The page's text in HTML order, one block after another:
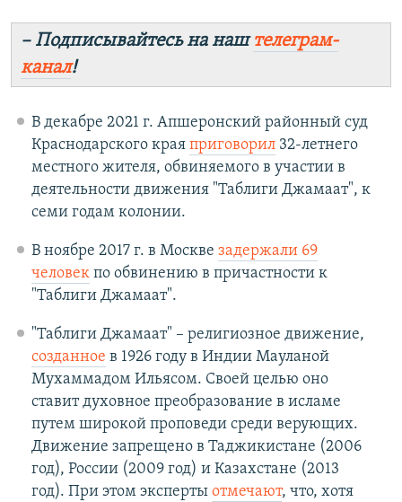
– Подписывайтесь на наштелеграм-
канал!
В декабре 2021 г. Апшеронский районный суд
Краснодарского края приговорил32-летнего
местного жителя, обвиняемого в участии в
деятельности движения "Таблиги Джамаат", к
семи годам колонии.
В ноябре 2017 г. в Москве задержали 69
человекпо обвинению в причастности к
"Таблиги Джамаат".
"Таблиги Джамаат" – религиозное движение,
созданное в 1926 году в Индии Мауланой
Мухаммадом Ильясом. Своей целью оно
ставит духовное преобразование в исламе
путем широкой проповеди среди верующих.
Движение запрещено в Таджикистане (2006
год), России (2009 год) и Казахстане (2013
год). При этом эксперты отмечают, что, хотя